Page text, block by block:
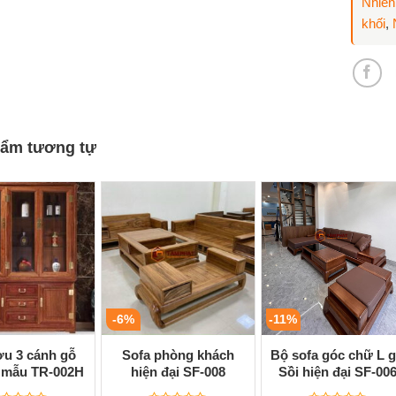
khối,
tương tự
3 cánh gỗ
TR-002H
-6%
Sofa phòng khách
hiện đại SF-008
-11%
Bộ sofa góc chữ L
Sồi hiện đại SF-006